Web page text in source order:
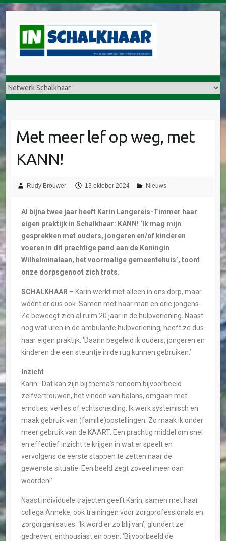
Met meer lef op weg, met
KANN!
Rudy Brouwer 13 oktober 2024 Nieuws
Al bijna twee jaar heeft Karin Langereis-Timmer haar
eigen praktijk in Schalkhaar: KANN! ‘Ik mag mijn
gesprekken met ouders, jongeren en/of kinderen
voeren in dit prachtige pand aan de Koningin
Wilhelminalaan, het voormalige gemeentehuis’, toont
onze dorpsgenoot zich trots.
SCHALKHAAR – Karin werkt niet alleen in ons dorp, maar
wóónt er dus ook. Samen met haar man en drie jongens.
Ze beweegt zich al ruim 20 jaar in de hulpverlening. Naast
nog wat uren in de ambulante hulpverlening, heeft ze dus
haar eigen praktijk. ‘Daarin begeleid ik ouders, jongeren en
kinderen die een steuntje in de rug kunnen gebruiken.’
Inzicht
Karin: ‘Dat kan zijn bij thema’s rondom bijvoorbeeld
zelfvertrouwen, het vinden van balans, omgaan met
emoties, verlies of echtscheiding. Ik werk systemisch en
maak gebruik van (familie)opstellingen. Zo maak ik onder
meer gebruik van de KAART. Een prachtig middel om snel
en effectief inzicht te krijgen in wat er speelt en
vervolgens de eerste stappen te zetten naar de
gewenste situatie. Een beeld zegt zoveel meer dan
woorden!’
Naast individuele trajecten geeft Karin, samen met haar
collega Anneke, ook trainingen voor zorgprofessionals en
zorgorganisaties. ‘Ik word er zo blij van’, glundert ze
gedreven, enthousiast en open. ‘Bijvoorbeeld de